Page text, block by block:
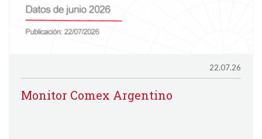
22.07.26
Monitor Comex Argentino